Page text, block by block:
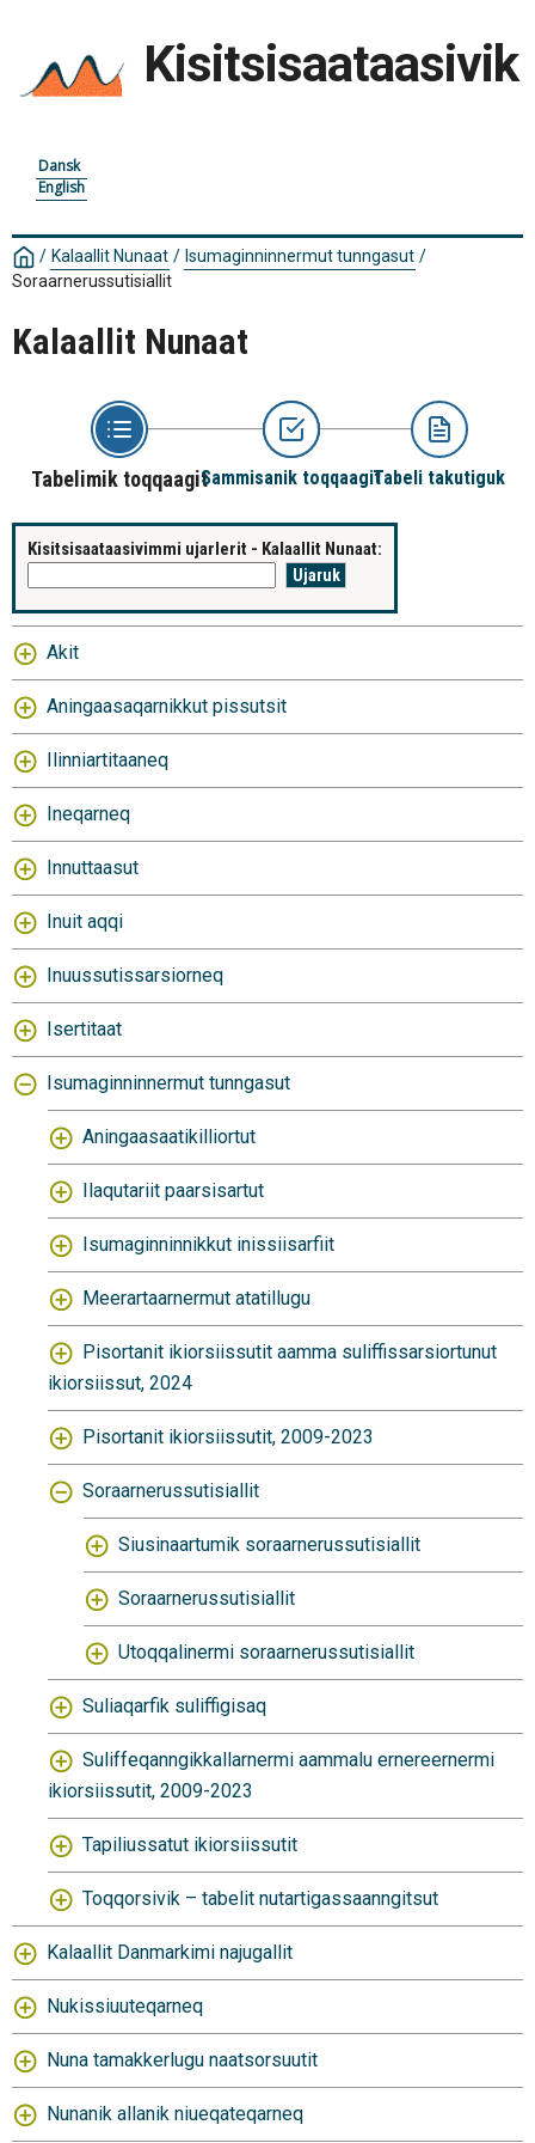
Kisitsisaataasivik
Dansk
English
/ Kalaallit Nunaat / Isumaginninnermut tunngasut /
Soraarnerussutisiallit
Kalaallit Nunaat
Tabelimik toqqaagitSammisanik toqqaagitTabeli takutiguk
Kisitsisaataasivimmi ujarlerit - Kalaallit Nunaat:
Akit
Aningaasaqarnikkut pissutsit
Ilinniartitaaneq
Ineqarneq
Innuttaasut
Inuit aqqi
Inuussutissarsiorneq
Isertitaat
Isumaginninnermut tunngasut
Aningaasaatikilliortut
Ilaqutariit paarsisartut
Isumaginninnikkut inissiisarfiit
Meerartaarnermut atatillugu
Pisortanit ikiorsiissutit aamma suliffissarsiortunut
ikiorsiissut, 2024
Pisortanit ikiorsiissutit, 2009-2023
Soraarnerussutisiallit
Siusinaartumik soraarnerussutisiallit
Soraarnerussutisiallit
Utoqqalinermi soraarnerussutisiallit
Suliaqarfik suliffigisaq
Suliffeqanngikkallarnermi aammalu ernereernermi
ikiorsiissutit, 2009-2023
Tapiliussatut ikiorsiissutit
Toqqorsivik – tabelit nutartigassaanngitsut
Kalaallit Danmarkimi najugallit
Nukissiuuteqarneq
Nuna tamakkerlugu naatsorsuutit
Nunanik allanik niueqateqarneq